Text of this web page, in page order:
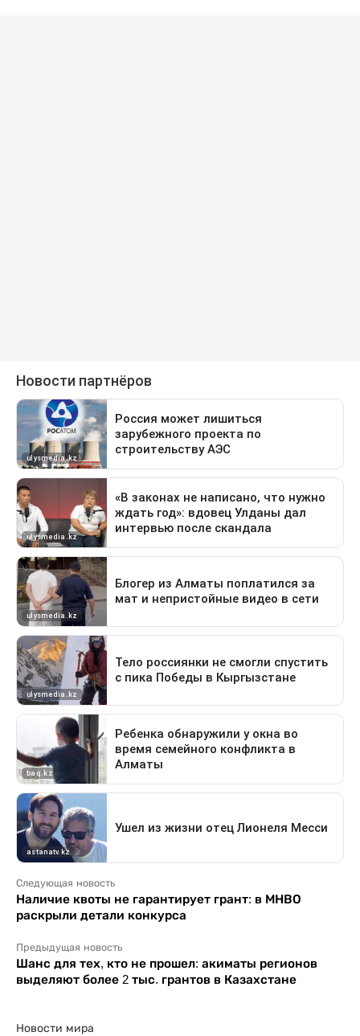
Следующая новость
Наличие квоты не гарантирует грант: в МНВО
раскрыли детали конкурса
Предыдущая новость
Шанс для тех, кто не прошел: акиматы регионов
выделяют более 2 тыс. грантов в Казахстане
Новости мира